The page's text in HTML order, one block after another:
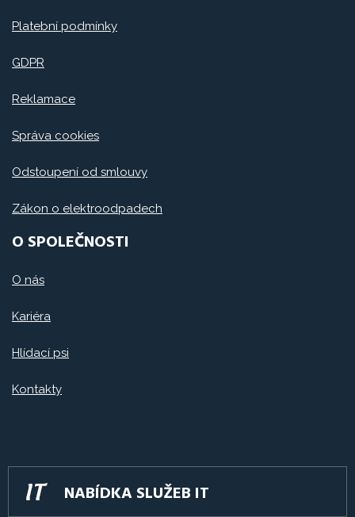
Platební podmínky
GDPR
Reklamace
Správa cookies
Odstoupení od smlouvy
Zákon o elektroodpadech
O SPOLEČNOSTI
O nás
Kariéra
Hlídací psi
Kontakty
NABÍDKA SLUŽEB IT